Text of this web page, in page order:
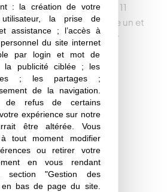
: la création de votre
utilisateur, la prise de
assistance ; l’accès à
du site internet
par login et mot de
la publicité ciblée ; les
; les partages ;
de la navigation.
de refus de certains
expérience sur notre
être altérée. Vous
tout moment modifier
ou retirer votre
en vous rendant
section "Gestion des
en bas de page du site.
récoltés 10 ou 11
semis.La récolte dure entre un et
par plusieurs passages par
bienfaits des
?
: